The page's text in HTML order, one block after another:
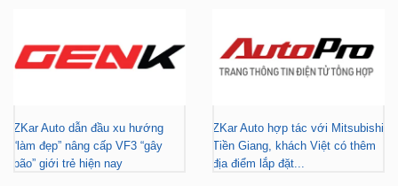
ZKar Auto dẫn đầu xu hướng
“làm đẹp” nâng cấp VF3 “gây
bão” giới trẻ hiện nay
ZKar Auto hợp tác với Mitsubishi
Tiền Giang, khách Việt có thêm
địa điểm lắp đặt...